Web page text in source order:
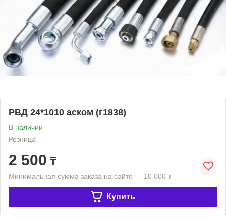
РВД 24*1010 аском (г1838)
В наличии
Розница
2 500 ₸
Минимальная сумма заказа на сайте — 10 000 ₸
Купить